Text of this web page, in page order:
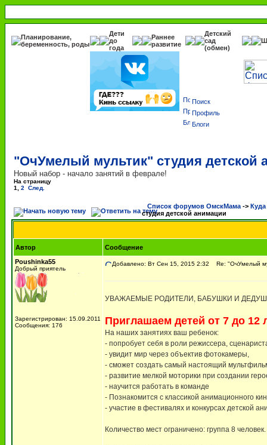
Планирование,
беременность, роды
Дети
до
года
Раннее
развитие
Детский
сад
(обмен)
Поиск
Профиль
Блоги
"ОчУмелый мультик" студия детской
Новый набор - начало занятий в феврале!
На страницу
1
2 След.
Список форумов ОмскМама -> Куда
студия детской анимации
Автор
Сообщение
Poushinka55
Добрый приятель
Зарегистрирован: 15.09.2011
Сообщения: 176
Добавлено: Вт Сен 15, 2015 2:32 Re: "ОчУмелый
УВАЖАЕМЫЕ РОДИТЕЛИ, БАБУШКИ И
Приглашаем детей от 7 до 12
На наших занятиях ваш ребенок:
- попробует себя в роли режиссера,
- увидит мир через объектив фотокамеры,
- сможет создать самый настоящий
- развитие мелкой моторики при создании
- научится работать в команде
- Познакомится с классикой анимационного
- участие в фестивалях и конкурсах детской
Количество мест ограничено: группа 8 человек.